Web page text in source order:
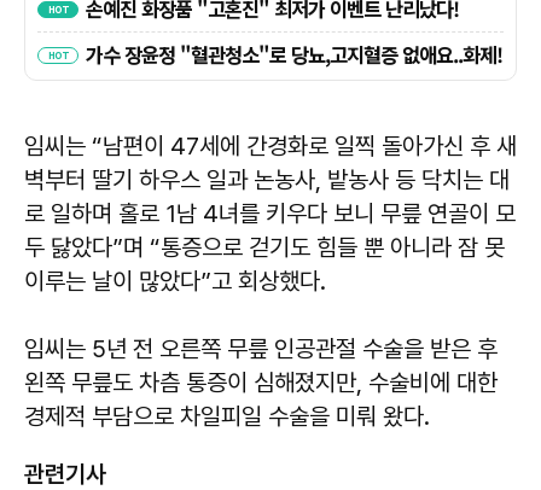
임씨는 “남편이 47세에 간경화로 일찍 돌아가신 후 새
벽부터 딸기 하우스 일과 논농사, 밭농사 등 닥치는 대
로 일하며 홀로 1남 4녀를 키우다 보니 무릎 연골이 모
두 닳았다”며 “통증으로 걷기도 힘들 뿐 아니라 잠 못
이루는 날이 많았다”고 회상했다.
임씨는 5년 전 오른쪽 무릎 인공관절 수술을 받은 후
왼쪽 무릎도 차츰 통증이 심해졌지만, 수술비에 대한
경제적 부담으로 차일피일 수술을 미뤄 왔다.
관련기사